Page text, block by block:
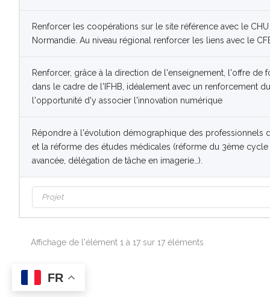
Renforcer les coopérations sur le site référence avec le
Normandie. Au niveau régional renforcer les liens avec le
Renforcer, grâce à la direction de l'enseignement, l'offre de
dans le cadre de l'IFHB, idéalement avec un renforcement
l'opportunité d'y associer l'innovation numérique
Répondre à l'évolution démographique des professionnels
et la réforme des études médicales (réforme du 3ème
avancée, délégation de tâche en imagerie…).
Affichage de l'élément 1 à 17 sur 17 éléments
FR